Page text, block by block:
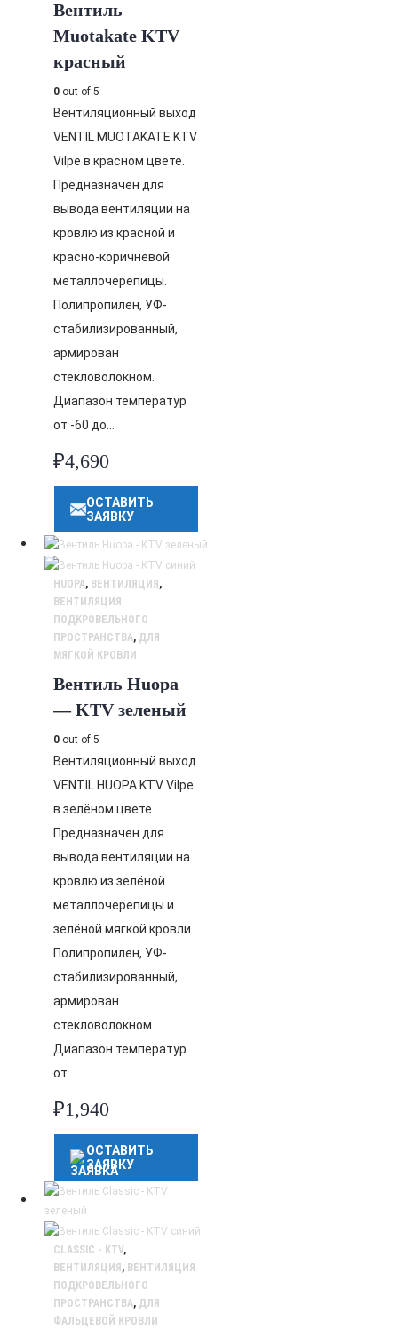
Вентиль
Muotakate KTV
красный
0 out of 5
Вентиляционный выход
VENTIL MUOTAKATE KTV
Vilpe в красном цвете.
Предназначен для
вывода вентиляции на
кровлю из красной и
красно-коричневой
металлочерепицы.
Полипропилен, УФ-
стабилизированный,
армирован
стекловолокном.
Диапазон температур
от -60 до…
₽4,690
ОСТАВИТЬ
ЗАЯВКУ
HUOPA, ВЕНТИЛЯЦИЯ,
ВЕНТИЛЯЦИЯ
ПОДКРОВЕЛЬНОГО
ПРОСТРАНСТВА, ДЛЯ
МЯГКОЙ КРОВЛИ
Вентиль Huopa
— KTV зеленый
0 out of 5
Вентиляционный выход
VENTIL HUOPA KTV Vilpe
в зелёном цвете.
Предназначен для
вывода вентиляции на
кровлю из зелёной
металлочерепицы и
зелёной мягкой кровли.
Полипропилен, УФ-
стабилизированный,
армирован
стекловолокном.
Диапазон температур
от…
₽1,940
ОСТАВИТЬ
ЗАЯВКУ
CLASSIC - KTV,
ВЕНТИЛЯЦИЯ, ВЕНТИЛЯЦИЯ
ПОДКРОВЕЛЬНОГО
ПРОСТРАНСТВА, ДЛЯ
ФАЛЬЦЕВОЙ КРОВЛИ